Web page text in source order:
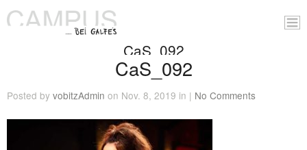
CaS_092
CaS_092
Posted by vobitzAdmin on Nov. 8, 2019 in | No Comments